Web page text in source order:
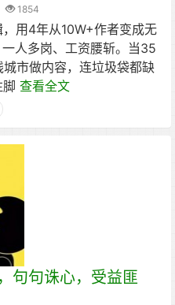
1854
用4年从10W+作者变成无
人多岗、工资腰斩。当35
市做内容，连垃圾袋都缺
查看全文
句句诛心，受益匪